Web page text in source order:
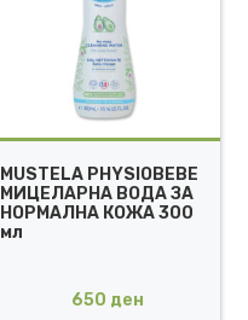
MUSTELA PHYSIOBEBE
МИЦЕЛАРНА ВОДА ЗА
НОРМАЛНА КОЖА 300
мл
650 ден